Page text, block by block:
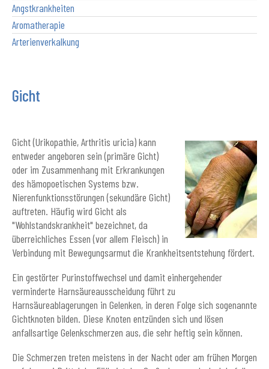
Angstkrankheiten
Aromatherapie
Arterienverkalkung
Gicht
Gicht (Urikopathie, Arthritis uricia) kann
entweder angeboren sein (primäre Gicht)
oder im Zusammenhang mit Erkrankungen
des hämopoetischen Systems bzw.
Nierenfunktionsstörungen (sekundäre Gicht)
auftreten. Häufig wird Gicht als
"Wohlstandskrankheit" bezeichnet, da
überreichliches Essen (vor allem Fleisch) in
Verbindung mit Bewegungsarmut die Krankheitsentstehung fördert.
Ein gestörter Purinstoffwechsel und damit einhergehender
verminderte Harnsäureausscheidung führt zu
Harnsäureablagerungen in Gelenken, in deren Folge sich sogenannte
Gichtknoten bilden. Diese Knoten entzünden sich und lösen
anfallsartige Gelenkschmerzen aus, die sehr heftig sein können.
Die Schmerzen treten meistens in der Nacht oder am frühen Morgen